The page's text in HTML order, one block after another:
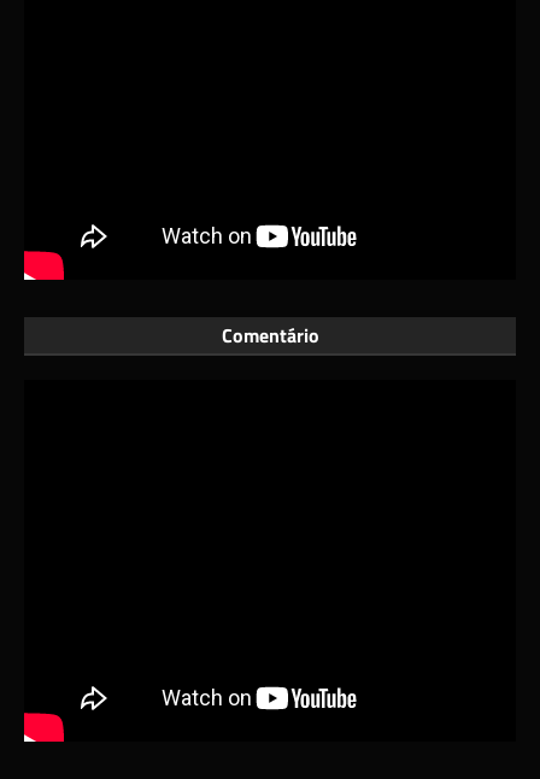
Comentário